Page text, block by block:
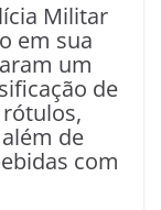
Militar
em sua
um
de
de
com